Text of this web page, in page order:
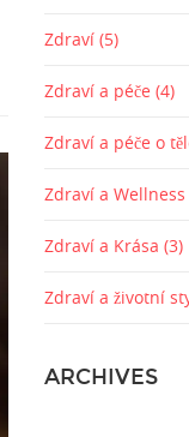
Zdraví (5)
Zdraví a péče (4)
Zdraví a péče o
Zdraví a Wellness
Zdraví a Krása (3)
Zdraví a životní
ARCHIVES